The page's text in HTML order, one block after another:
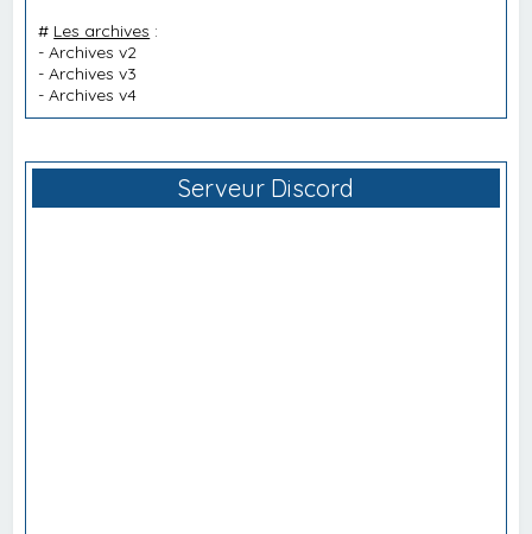
# Les archives :
-Archives v2
-Archives v3
-Archives v4
Serveur Discord